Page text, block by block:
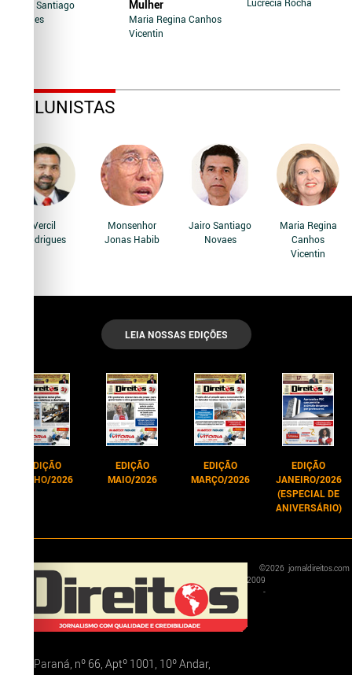
Jairo Santiago
Novaes
Mulher
Maria Regina Canhos
Vicentin
COLUNISTAS
Vercil
Rodrigues
Monsenhor
Jonas Habib
Jairo Santiago
Novaes
Maria Regina
Canhos
Vicentin
LEIA NOSSAS EDIÇÕES
EDIÇÃO
JUNHO/2026
EDIÇÃO
MAIO/2026
EDIÇÃO
MARÇO/2026
EDIÇÃO
JANEIRO/2026
(ESPECIAL DE
ANIVERSÁRIO)
Rua Paraná, nº 66, Aptº 1001, 10º Andar,
©
2009
-
2026 jornaldireitos.com